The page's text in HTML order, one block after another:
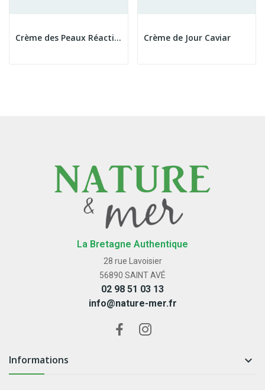
Crème des Peaux Réactives Crème de Jour Caviar
La Bretagne Authentique
28 rue Lavoisier
56890 SAINT AVÉ
02 98 51 03 13
info@nature-mer.fr
Informations 